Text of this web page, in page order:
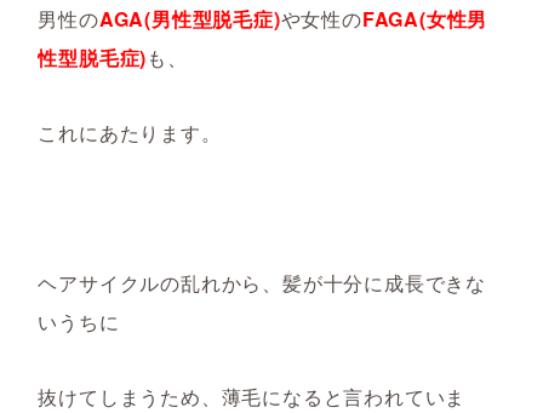
男性のAGA(男性型脱毛症)や女性のFAGA(女性男
性型脱毛症)も、
これにあたります。
ヘアサイクルの乱れから、髪が十分に成長できな
いうちに
抜けてしまうため、薄毛になると言われていま